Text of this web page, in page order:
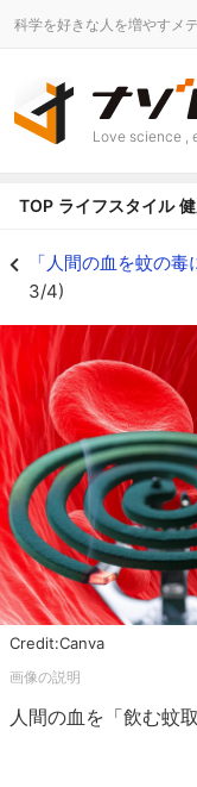
科学を好きな人を増やすメ
Love science ,
TOP ライフスタイル
「人間の血を蚊の
3/4)
Credit:Canva
人間の血を「飲む蚊